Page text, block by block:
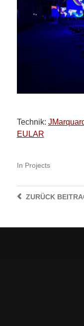
Technik:
EULAR
In Projects
ZURÜCK